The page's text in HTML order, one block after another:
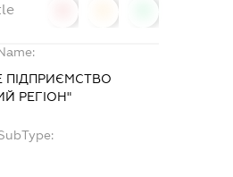
ПІДПРИЄМСТВО
РЕГІОН"